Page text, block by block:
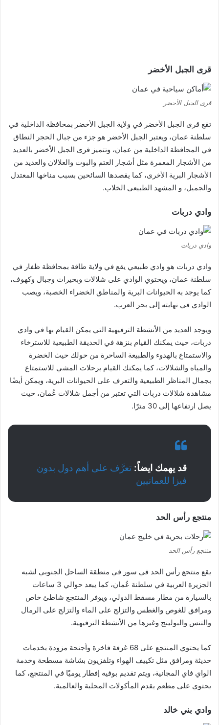
قرى الجبل الأخضر
قرى الجبل الأخضر
تقع قرى الجبل الأخضر في ولاية الجبل الأخضر بمحافظة الداخلية في
سلطنة عمان، ويعتبر الجبل الأخضر هو جزء من جبال الحجر النطاق
في المحافظة الداخلية من عمان، وتتميز قرى الجبل الأخضر بالعديد
من الأشجار المعمرة مثل أشجار العتم والبوت والعلالان والعديد من
الأشجار البرية الأخرى، كما يقصدها السائحين بسبب مناخها المعتدل
والجميل، و المشهد الطبيعي الخلاب.
وادي دربات
وادي دربات
وادي دربات هو وادي طبيعي يقع في ولاية طاقة بمحافظة ظفار في
سلطنة عمان، ويحتوي الوادي على شلالات وبحيرات وجبال وكهوف،
كما يوجد به الحيوانات البرية والمناطق الخضراء الخصبة، ويصب
الوادي في نهايته إلى بحر العرب.
ويوجد العديد من الأنشطة الترفيهية التي يمكن القيام بها في وادي
دربات، حيث يمكنك القيام بنزهة في الحديقة الطبيعية للاسترخاء
والاستمتاع بالهدوء والطبيعة الساحرة من حولك حيث الخضرة
والمياه والشلالات، كما يمكنك القيام برحلات المشي للاستمتاع
بجمال المناظر الطبيعية والتعرف على الحيوانات البرية، ويمكن أيضًا
مشاهدة شلالات دربات التي تعتبر من أجمل شلالات عُمان، حيث
يصل ارتفاعها إلى 30 مترًا.
قد يهمك ايضاً: تعرَّف على أهم دول بدون
فيزا للعمانيين
منتجع رأس الحد
منتجع رأس الحد
يقع منتجع رأس الحد في سور في منطقة الساحل الجنوبي لشبه
الجزيرة العربية في سلطنة عُمان، كما يبعد حوالي 3 ساعات
بالسيارة من مطار مسقط الدولي، ويوفر المنتجع شاطئ خاص
ومرافق للغوص والغطس والتزلج على الماء والتزلج على الرمال
والتنس والبولينج وغيرها من الأنشطة الترفيهية.
كما يحتوي المنتجع على 68 غرفة فاخرة وأجنحة مزودة بخدمات
حديثة ومرافق مثل تكييف الهواء وتلفزيون بشاشة مسطحة وخدمة
الواي فاي المجانية، ويتم تقديم بوفيه إفطار يوميًا في المنتجع، كما
يحتوي على مطعم يقدم المأكولات المحلية والعالمية.
وادي بني خالد